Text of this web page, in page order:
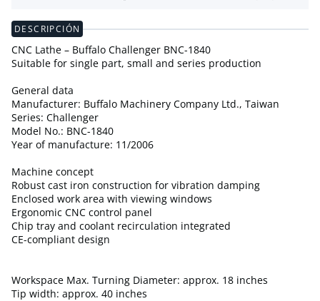
DESCRIPCIÓN
CNC Lathe – Buffalo Challenger BNC-1840
Suitable for single part, small and series production
General data
Manufacturer: Buffalo Machinery Company Ltd., Taiwan
Series: Challenger
Model No.: BNC-1840
Year of manufacture: 11/2006
Machine concept
Robust cast iron construction for vibration damping
Enclosed work area with viewing windows
Ergonomic CNC control panel
Chip tray and coolant recirculation integrated
CE-compliant design
Workspace Max. Turning Diameter: approx. 18 inches
Tip width: approx. 40 inches